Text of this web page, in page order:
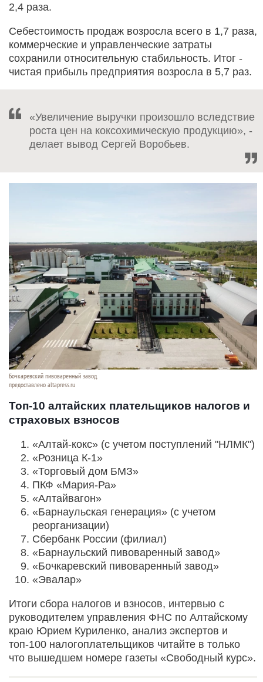
2,4 раза.
Себестоимость продаж возросла всего в 1,7 раза,
коммерческие и управленческие затраты
сохранили относительную стабильность. Итог -
чистая прибыль предприятия возросла в 5,7 раз.
«Увеличение выручки произошло вследствие
роста цен на коксохимическую продукцию», -
делает вывод Сергей Воробьев.
Бочкаревский пивоваренный завод.
предоставлено altapress.ru
Топ-10 алтайских плательщиков налогов и
страховых взносов
«Алтай-кокс» (с учетом поступлений "НЛМК")
«Розница К-1»
«Торговый дом БМЗ»
ПКФ «Мария-Ра»
«Алтайвагон»
«Барнаульская генерация» (с учетом
реорганизации)
Сбербанк России (филиал)
«Барнаульский пивоваренный завод»
«Бочкаревский пивоваренный завод»
«Эвалар»
Итоги сбора налогов и взносов, интервью с
руководителем управления ФНС по Алтайскому
краю Юрием Куриленко, анализ экспертов и
топ-100 налогоплательщиков читайте в только
что вышедшем номере газеты «Свободный курс».